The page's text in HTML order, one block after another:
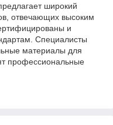
широкий
отвечающих высоким
и
Специалисты
материалы для
профессиональные